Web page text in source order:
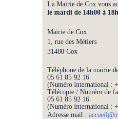
La Mairie de Cox vous
le mardi de 14h00 à
Mairie de Cox
1, rue des Métiers
31480 Cox
Téléphone de la mairie
05 61 85 92 16
(Numéro international :
Télécopie / Numéro de
05 61 85 92 16
(Numéro international :
Adresse mail : accueil@